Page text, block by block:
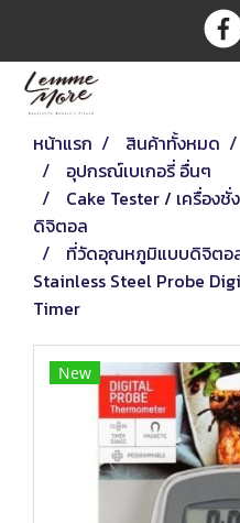
หน้าแรก สินค้าทั้งหมด
อุปกรณ์เบเกอรี่ อื่นๆ
Cake Tester / เครื่อง
ดิจิตอล
ที่วัดอุณหภูมิแบบดิจิตอ
Stainless Steel Probe
Timer
New